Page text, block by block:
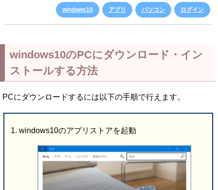
windows10
アプリ パソコン ログイン
windows10のPCにダウンロード・イン
ストールする方法
PCにダウンロードするには以下の手順で行えます。
windows10のアプリストアを起動